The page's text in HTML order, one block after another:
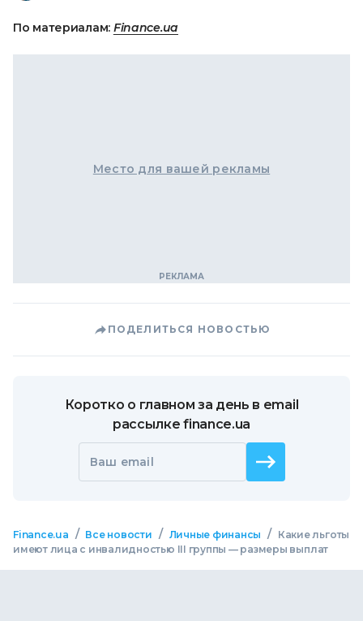
По материалам: Finance.ua
Место для вашей рекламы
ПОДЕЛИТЬСЯ НОВОСТЬЮ
Коротко о главном за день в email
рассылке finance.ua
Ваш email
Finance.ua / Все новости / Личные финансы /
Какие льготы
имеют лица с инвалидностью III группы — размеры выплат